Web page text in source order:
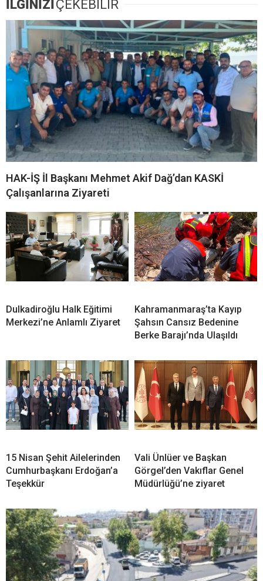
İLGİNİZİ ÇEKEBİLİR
HAK-İŞ İl Başkanı Mehmet Akif Dağ’dan KASKİ
Çalışanlarına Ziyareti
Dulkadiroğlu Halk Eğitimi
Merkezi’ne Anlamlı Ziyaret
Kahramanmaraş’ta Kayıp
Şahsın Cansız Bedenine
Berke Barajı’nda Ulaşıldı
15 Nisan Şehit Ailelerinden
Cumhurbaşkanı Erdoğan’a
Teşekkür
Vali Ünlüer ve Başkan
Görgel’den Vakıflar Genel
Müdürlüğü’ne ziyaret